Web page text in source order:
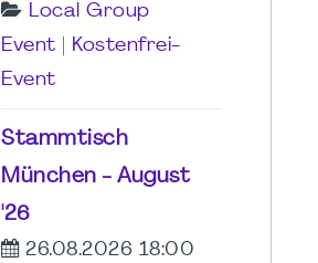
Local Group
Event
Kostenfrei-
Event
Stammtisch
München - August
'26
26.08.2026 18:00